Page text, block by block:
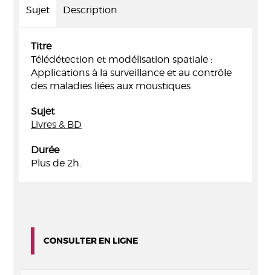
Sujet Description
Titre
Télédétection et modélisation spatiale :
Applications à la surveillance et au contrôle
des maladies liées aux moustiques
Sujet
Livres & BD
Durée
Plus de 2h.
CONSULTER EN LIGNE